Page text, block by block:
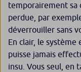
temporairement sa
perdue, par
déverrouiller sans
En clair, le
puisse jamais
insu. Vous seul, en